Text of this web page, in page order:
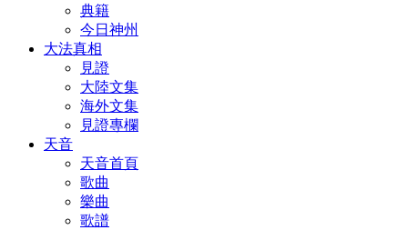
典籍
今日神州
大法真相
見證
大陸文集
海外文集
見證專欄
天音
天音首頁
歌曲
樂曲
歌譜